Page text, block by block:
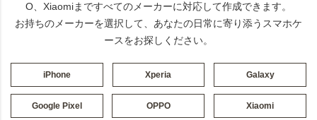
O、Xiaomiまですべてのメーカーに対応して作成できます。
お持ちのメーカーを選択して、あなたの日常に寄り添うスマホケ
ースをお探しください。
iPhone Xperia Galaxy
Google Pixel OPPO Xiaomi